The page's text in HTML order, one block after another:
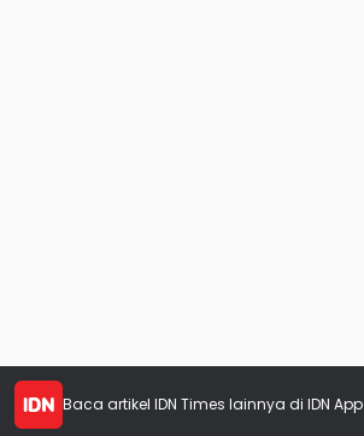
Baca artikel IDN Times lainnya di IDN App